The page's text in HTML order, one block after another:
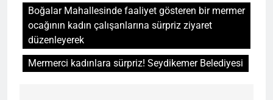
Boğalar Mahallesinde faaliyet gösteren bir mermer
ocağının kadın çalışanlarına sürpriz ziyaret
düzenleyerek
Mermerci kadınlara sürpriz! Seydikemer Belediyesi